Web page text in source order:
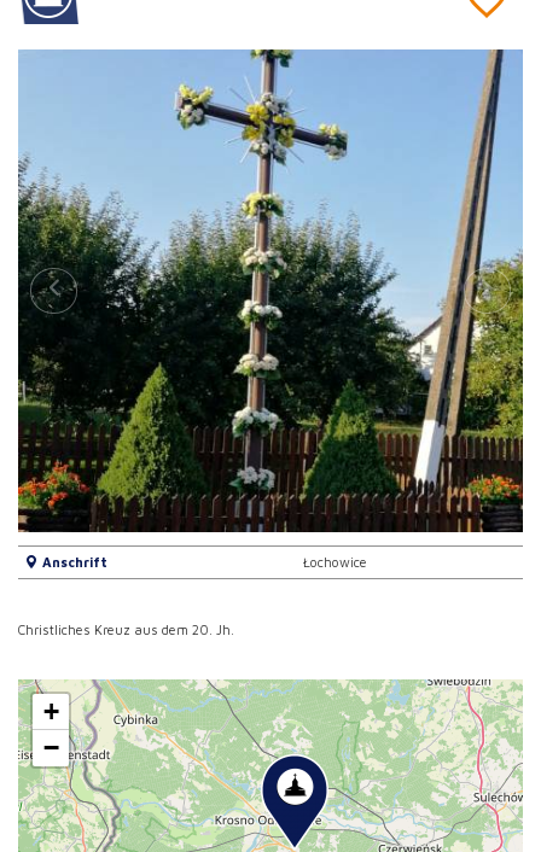
Anschrift Łochowice
Christliches Kreuz aus dem 20. Jh.
+
−